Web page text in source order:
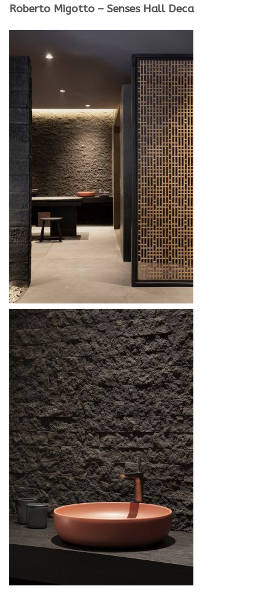
Roberto Migotto – Senses Hall Deca